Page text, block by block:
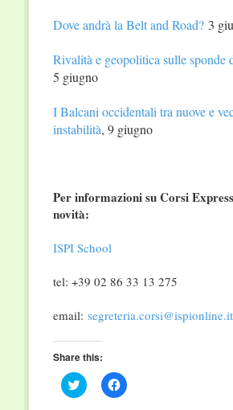
Dove andrà la Belt and Road?3
Rivalità e geopolitica sulle sponde
5 giugno
I Balcani occidentali tra nuove e
instabilità, 9 giugno
Per informazioni su Corsi
novità:
ISPI School
tel: +39 02 86 33 13 275
email: segreteria.corsi@ispionline.it
Share this:
Click
to
Click
to